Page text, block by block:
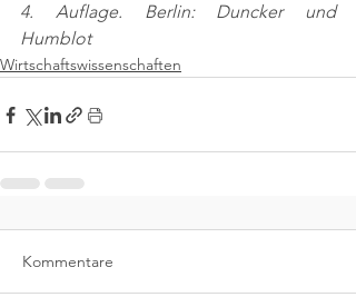
4. Auflage. Berlin: Duncker und
Humblot
Wirtschaftswissenschaften
Kommentare